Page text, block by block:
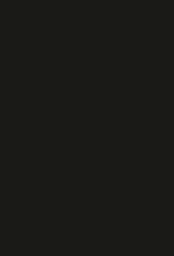
momento que, se o
daqui a pouco iria
candidato